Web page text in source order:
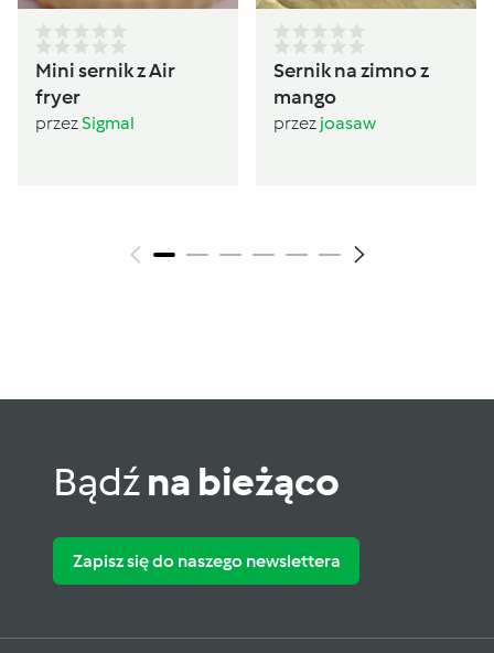
Mini sernik z Air
fryer
przezSigmal
Sernik na zimno z
mango
przez joasaw
Bądźna bieżąco
Zapisz się do naszego newslettera